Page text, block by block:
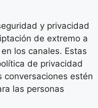
y privacidad
de extremo a
los canales. Estas
de privacidad
conversaciones estén
las personas